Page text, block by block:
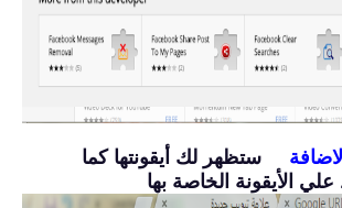
الاضافة
ستظهر لك أيقونتها كما
الأيقونة الخاصة بها